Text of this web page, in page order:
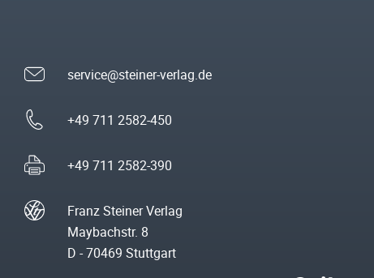
service@steiner-verlag.de
+49 711 2582-450
+49 711 2582-390
Franz Steiner Verlag
Maybachstr. 8
D - 70469 Stuttgart